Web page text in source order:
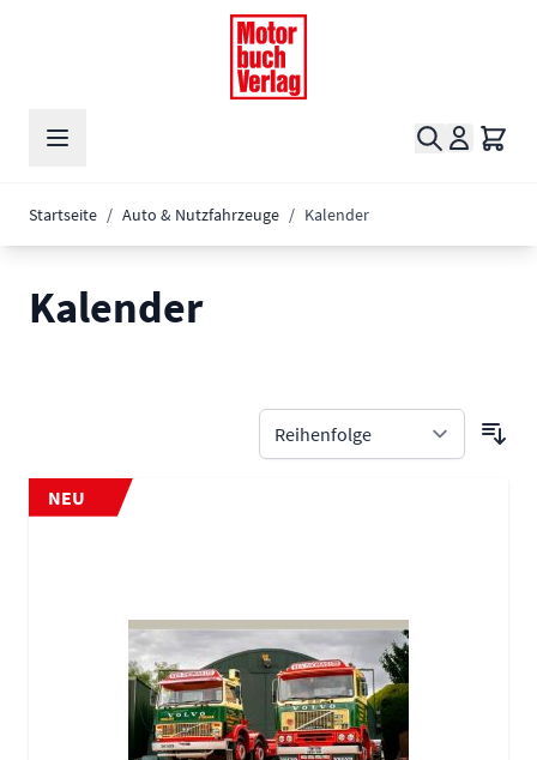
Suche
Startseite / Auto & Nutzfahrzeuge / Kalender
Kalender
NEU